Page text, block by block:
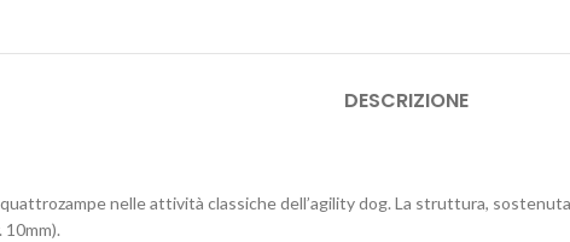
DESCRIZIONE
nelle attività classiche dell’agility dog. La struttura,